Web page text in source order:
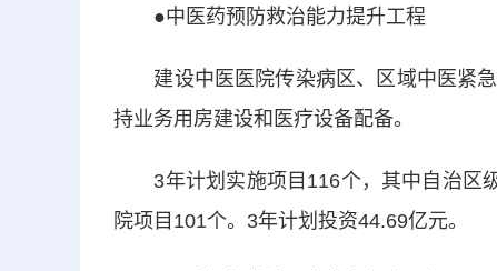
●中医药预防救治能力提升工程
建设中医医院传染病区、区域中医紧急
持业务用房建设和医疗设备配备。
3年计划实施项目116个，其中自治区
院项目101个。3年计划投资44.69亿元。